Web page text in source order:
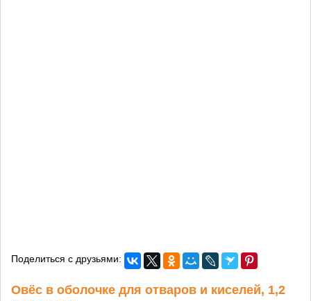
Поделиться с друзьями:
Овёс в оболочке для отваров и киселей, 1,2